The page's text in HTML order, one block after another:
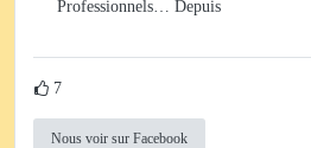
Professionnels… Depuis
7
Nous voir sur Facebook